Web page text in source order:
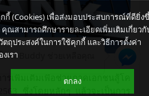
เพิ่มเติมเพื่อช่วยภาคเอกชนสู้โค
กี้ (Cookies) เพื่อส่งมอบประสบการณ์ที่ดียิ่ง
ณสามารถศึกษารายละเอียดเพิ่มเติมเกี่ยวกั
ถุประสงค์ในการใช้คุกกี้ และวิธีการตั้งค่า
เรา
ตกลง
ให้ K-Buddy ช่วยเหลือคุณ